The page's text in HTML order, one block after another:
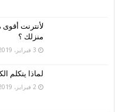
لأنترنت
منزلك ؟
3 فبراير، 2019
لماذا يتكلم
2 فبراير، 2019